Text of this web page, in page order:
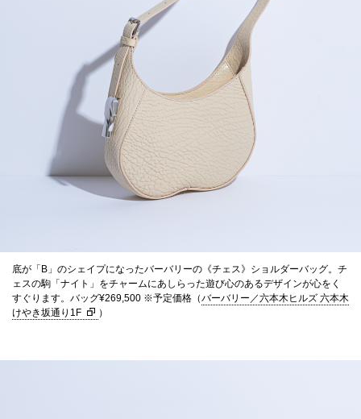
底が「B」のシェイプになったバーバリーの《チェス》ショルダーバッグ。チ
ェスの駒「ナイト」をチャームにあしらった遊び心のあるデザインが心をく
すぐります。バッグ¥269,500 ※予定価格（バーバリー／六本木ヒルズ 六本木
けやき坂通り1F
）